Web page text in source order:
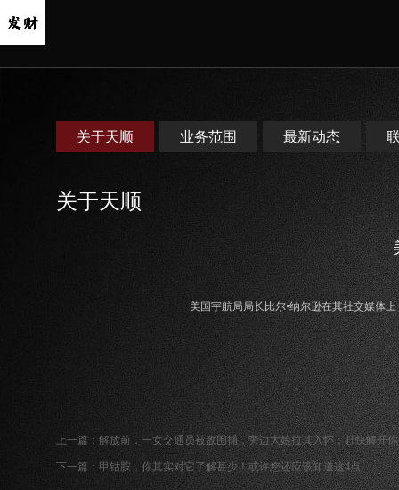
关于天顺 业务范围 最新动态
关于天顺
美国宇航局局长比尔•纳尔逊在其社交媒体
上一篇： 解放前，一女交通员被敌围捕，旁边大娘拉其入怀：赶快解开
下一篇： 甲钴胺，你其实对它了解甚少！或许您还应该知道这4点